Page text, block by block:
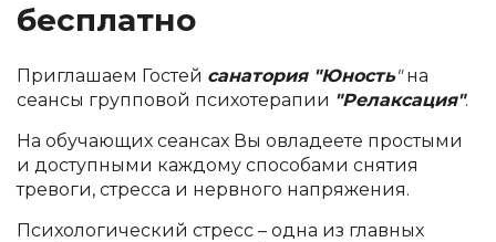
бесплатно
Приглашаем Гостей санатория "Юность"на
сеансы групповой психотерапии "Релаксация".
На обучающих сеансах Вы овладеете простыми
и доступными каждому способами снятия
тревоги, стресса и нервного напряжения.
Психологический стресс – одна из главных